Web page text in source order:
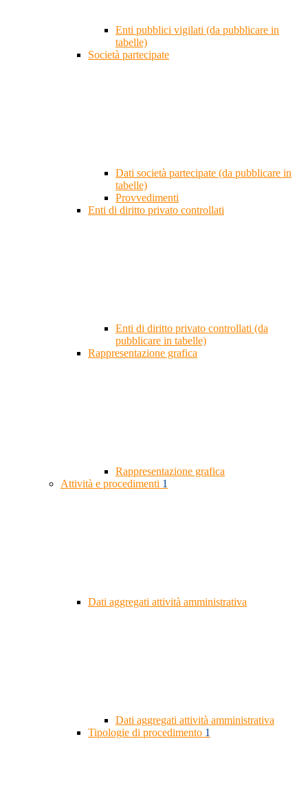
Enti pubblici vigilati (da pubblicare in
tabelle)
Società partecipate
Dati società partecipate (da pubblicare in
tabelle)
Provvedimenti
Enti di diritto privato controllati
Enti di diritto privato controllati (da
pubblicare in tabelle)
Rappresentazione grafica
Rappresentazione grafica
Attività e procedimenti 1
Dati aggregati attività amministrativa
Dati aggregati attività amministrativa
Tipologie di procedimento 1